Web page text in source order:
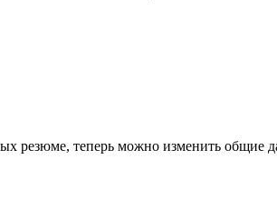
резюме, теперь можно изменить общие